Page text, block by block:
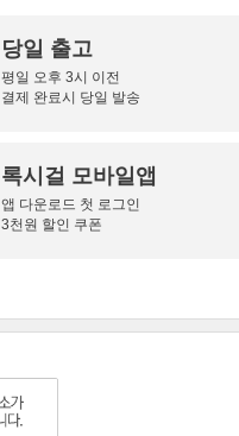
당일 출고
평일 오후 3시 이전
결제 완료시 당일 발송
록시걸 모바일앱
앱 다운로드 첫 로그인
3천원 할인 쿠폰